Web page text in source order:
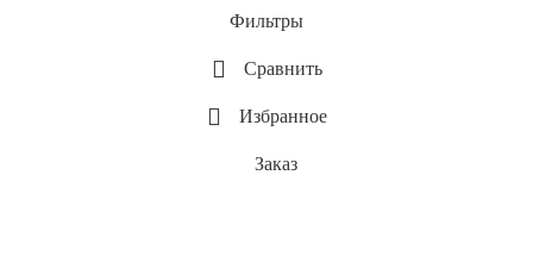
Фильтры
Сравнить
Избранное
Заказ